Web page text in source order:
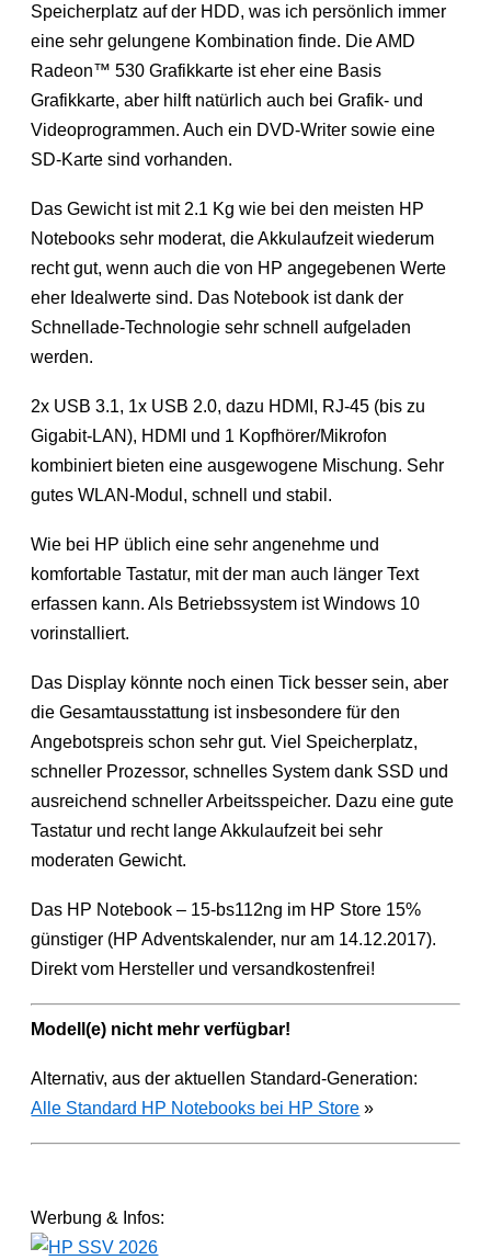
Speicherplatz auf der HDD, was ich persönlich immer
eine sehr gelungene Kombination finde. Die AMD
Radeon™ 530 Grafikkarte ist eher eine Basis
Grafikkarte, aber hilft natürlich auch bei Grafik- und
Videoprogrammen. Auch ein DVD-Writer sowie eine
SD-Karte sind vorhanden.
Das Gewicht ist mit 2.1 Kg wie bei den meisten HP
Notebooks sehr moderat, die Akkulaufzeit wiederum
recht gut, wenn auch die von HP angegebenen Werte
eher Idealwerte sind. Das Notebook ist dank der
Schnellade-Technologie sehr schnell aufgeladen
werden.
2x USB 3.1, 1x USB 2.0, dazu HDMI, RJ-45 (bis zu
Gigabit-LAN), HDMI und 1 Kopfhörer/Mikrofon
kombiniert bieten eine ausgewogene Mischung. Sehr
gutes WLAN-Modul, schnell und stabil.
Wie bei HP üblich eine sehr angenehme und
komfortable Tastatur, mit der man auch länger Text
erfassen kann. Als Betriebssystem ist Windows 10
vorinstalliert.
Das Display könnte noch einen Tick besser sein, aber
die Gesamtausstattung ist insbesondere für den
Angebotspreis schon sehr gut. Viel Speicherplatz,
schneller Prozessor, schnelles System dank SSD und
ausreichend schneller Arbeitsspeicher. Dazu eine gute
Tastatur und recht lange Akkulaufzeit bei sehr
moderaten Gewicht.
Das HP Notebook – 15-bs112ng im HP Store 15%
günstiger (HP Adventskalender, nur am 14.12.2017).
Direkt vom Hersteller und versandkostenfrei!
Modell(e) nicht mehr verfügbar!
Alternativ, aus der aktuellen Standard-Generation:
Alle Standard HP Notebooks bei HP Store »
Werbung & Infos: